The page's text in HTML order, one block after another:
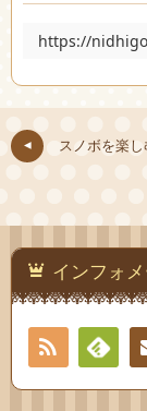
https://
スノボを楽
インフォ
Feedly